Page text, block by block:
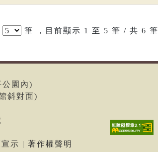
筆 ，目前顯示 1 至 5 筆 / 共 6 筆
園內)
斜對面)
示 | 著作權聲明